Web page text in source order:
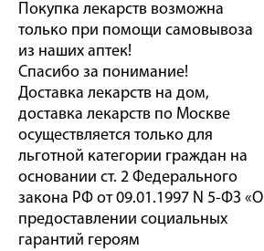
Покупка лекарств возможна
только при помощи самовывоза
из наших аптек!
Спасибо за понимание!
Доставка лекарств на дом,
доставка лекарств по Москве
осуществляется только для
льготной категории граждан на
основании ст. 2 Федерального
закона РФ от 09.01.1997 N 5-ФЗ «О
предоставлении социальных
гарантий героям